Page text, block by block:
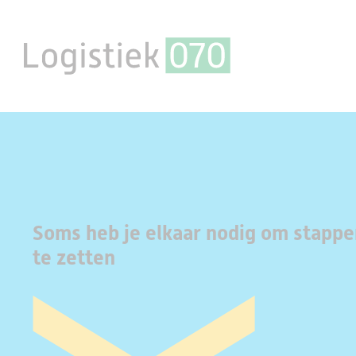
Soms heb je elkaar nodig om
te zetten